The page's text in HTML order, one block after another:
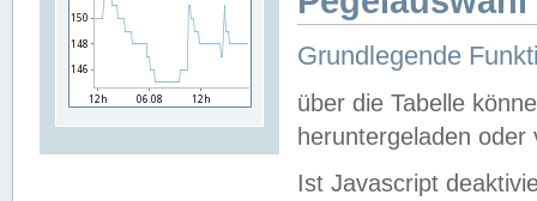
Grundlegende
über die Tabelle
heruntergeladen oder
Ist Javascript